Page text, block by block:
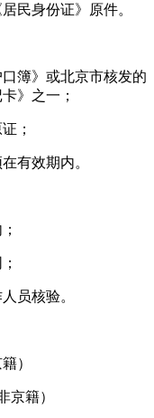
民身份证》原件。
簿》或北京市核发的
》之一；
；
有效期内。
员核验。
）
籍）